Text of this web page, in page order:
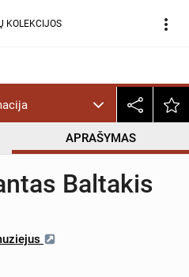
KOLEKCIJOS more_vert
APRAŠYMAS
Baltakis